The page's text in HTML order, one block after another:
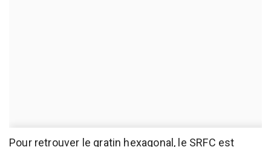
Pour retrouver le gratin hexagonal, le SRFC est